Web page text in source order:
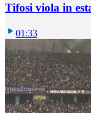
Tifosi viola in
01:33